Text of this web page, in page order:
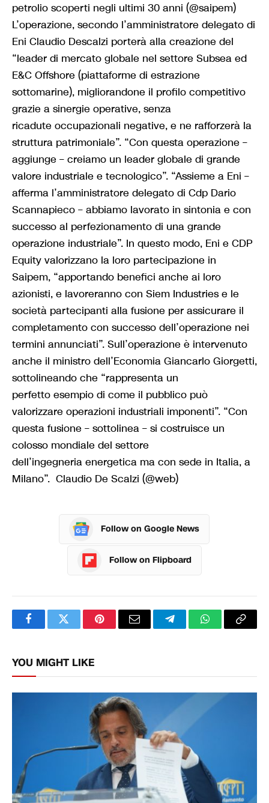
petrolio scoperti negli ultimi 30 anni (@saipem)
L’operazione, secondo l’amministratore delegato di
Eni Claudio Descalzi porterà alla creazione del
“leader di mercato globale nel settore Subsea ed
E&C Offshore (piattaforme di estrazione
sottomarine), migliorandone il profilo competitivo
grazie a sinergie operative, senza
ricadute occupazionali negative, e ne rafforzerà la
struttura patrimoniale”. “Con questa operazione –
aggiunge – creiamo un leader globale di grande
valore industriale e tecnologico”. “Assieme a Eni –
afferma l’amministratore delegato di Cdp Dario
Scannapieco – abbiamo lavorato in sintonia e con
successo al perfezionamento di una grande
operazione industriale”. In questo modo, Eni e CDP
Equity valorizzano la loro partecipazione in
Saipem, “apportando benefici anche ai loro
azionisti, e lavoreranno con Siem Industries e le
società partecipanti alla fusione per assicurare il
completamento con successo dell’operazione nei
termini annunciati”. Sull’operazione è intervenuto
anche il ministro dell’Economia Giancarlo Giorgetti,
sottolineando che “rappresenta un
perfetto esempio di come il pubblico può
valorizzare operazioni industriali imponenti”. “Con
questa fusione – sottolinea – si costruisce un
colosso mondiale del settore
dell’ingegneria energetica ma con sede in Italia, a
Milano”. Claudio De Scalzi (@web)
Follow on Google News
Follow on Flipboard
FacebookTwitterPinterestEmail TelegramWhatsApp
Copy
YOU MIGHT LIKE